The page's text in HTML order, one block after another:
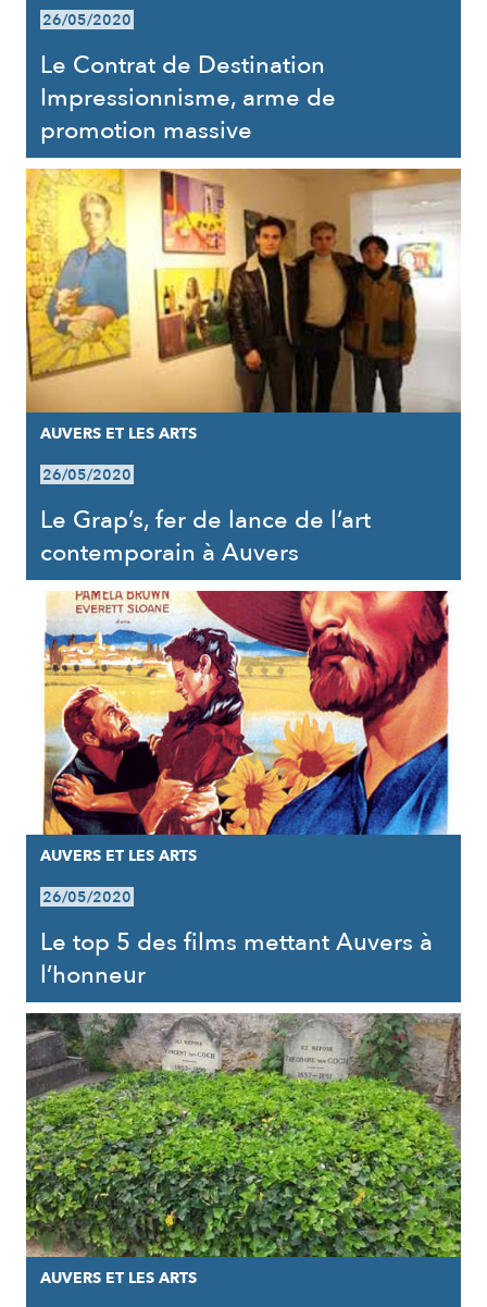
26/05/2020
Le Contrat de Destination
Impressionnisme, arme de
promotion massive
AUVERS ET LES ARTS
26/05/2020
Le Grap’s, fer de lance de l’art
contemporain à Auvers
AUVERS ET LES ARTS
26/05/2020
Le top 5 des films mettant Auvers à
l’honneur
AUVERS ET LES ARTS